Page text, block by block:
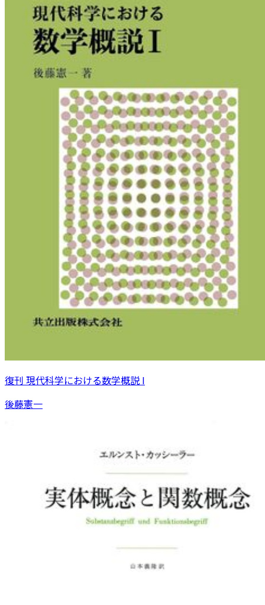
復刊 現代科学における数学概説 I
後藤憲一